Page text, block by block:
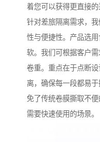
着您可以获得更直接的
针对差旅隔离需求，
性与便捷性。产品选
软。我们可根据客户
卷重。重点在于点断
离，确保每一段都易
免了传统卷膜撕取不
需要快速使用的场景。